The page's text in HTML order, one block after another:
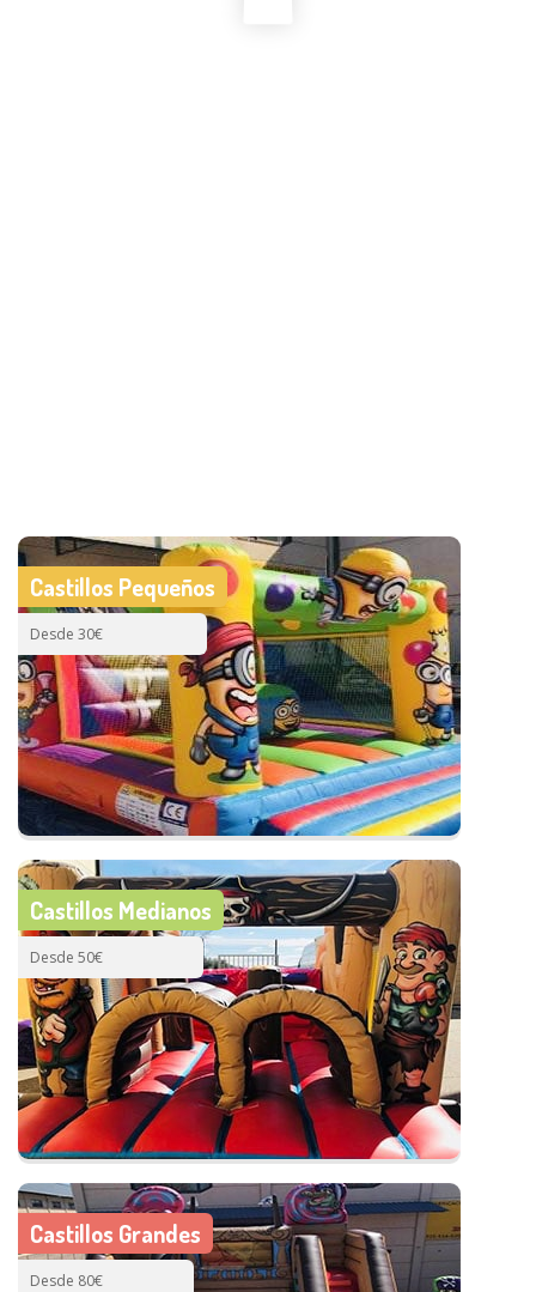
Castillos Pequeños
Desde 30€
Castillos Medianos
Desde 50€
Castillos Grandes
Desde 80€